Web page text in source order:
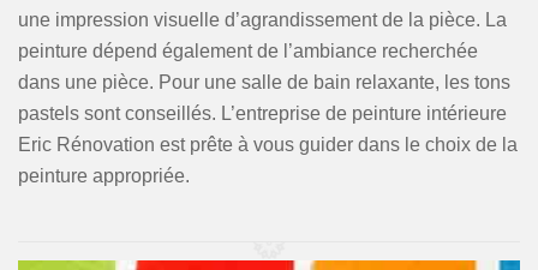
une impression visuelle d’agrandissement de la pièce. La
peinture dépend également de l’ambiance recherchée
dans une pièce. Pour une salle de bain relaxante, les tons
pastels sont conseillés. L’entreprise de peinture intérieure
Eric Rénovation est prête à vous guider dans le choix de la
peinture appropriée.